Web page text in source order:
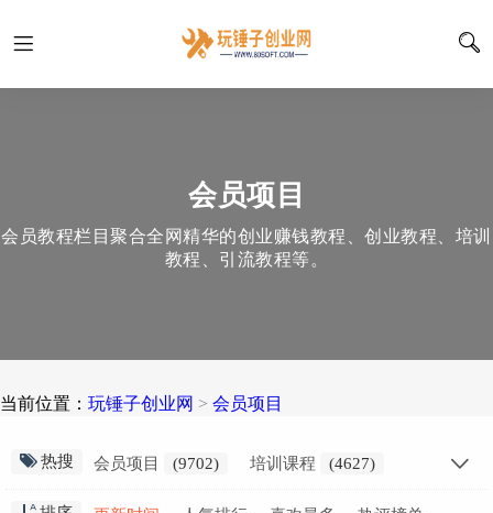
会员项目
会员教程栏目聚合全网精华的创业赚钱教程、创业教程、培训
教程、引流教程等。
当前位置： 玩锤子创业网 > 会员项目
热搜 会员项目 (9702) 培训课程
(4627)